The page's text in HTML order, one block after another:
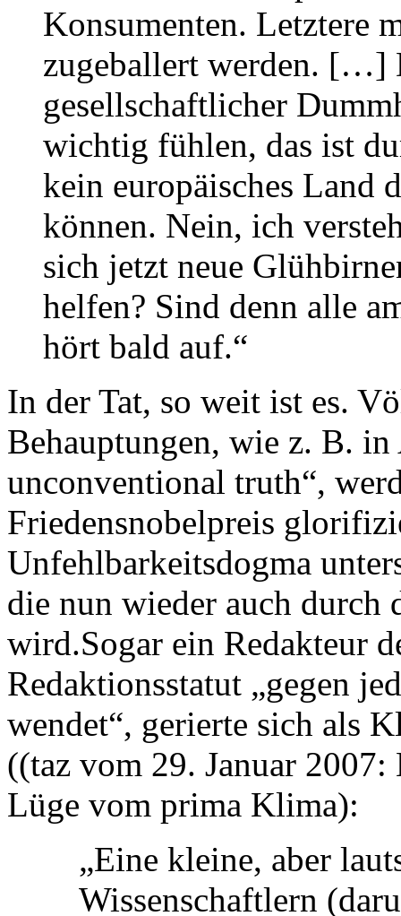
Konsumenten. Letztere
zugeballert werden. […]
gesellschaftlicher
wichtig fühlen, das ist
kein europäisches
können. Nein, ich
sich jetzt neue
helfen? Sind denn alle
hört bald auf.“
In der Tat, so weit ist es.
Behauptungen, wie z. B.
unconventional truth“,
Friedensnobelpreis
Unfehlbarkeitsdogma
die nun wieder auch durch
wird.Sogar ein Redakteur
Redaktionsstatut „gegen
wendet“, gerierte sich als
((taz vom 29. Januar
Lüge vom prima Klima):
„Eine kleine, aber
Wissenschaftlern